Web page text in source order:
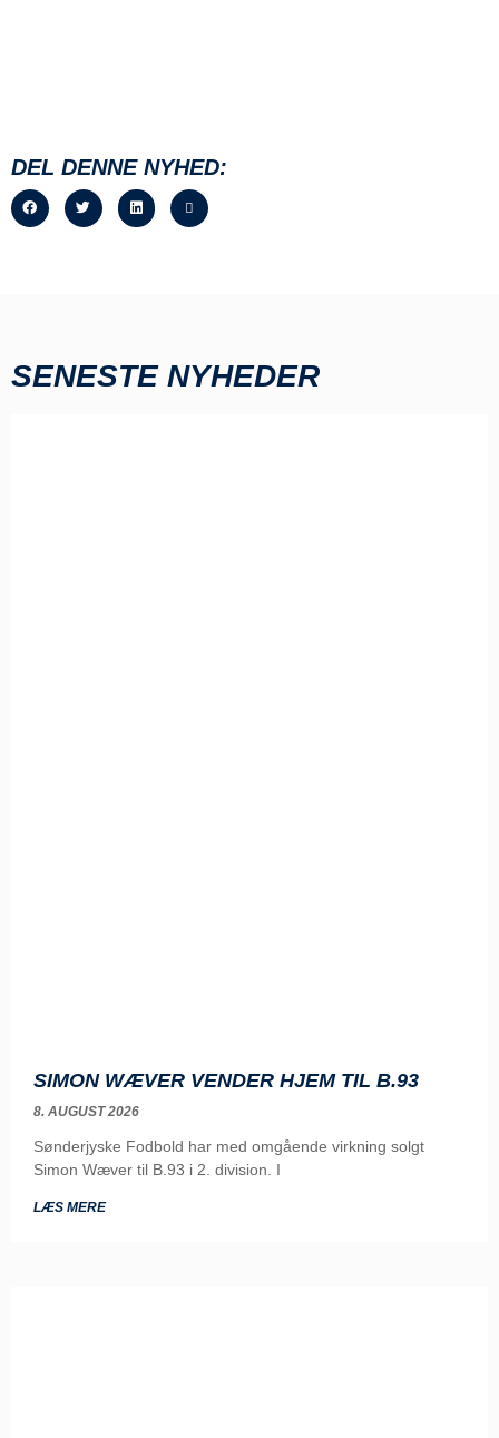
DEL DENNE NYHED:
SENESTE NYHEDER
SIMON WÆVER VENDER HJEM TIL B.93
8. AUGUST 2026
Sønderjyske Fodbold har med omgående virkning solgt
Simon Wæver til B.93 i 2. division. I
LÆS MERE